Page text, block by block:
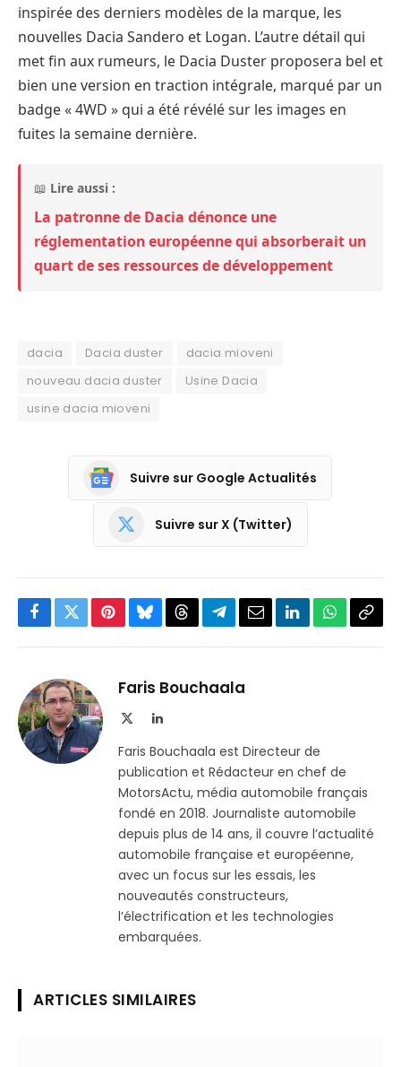
inspirée des derniers modèles de la marque, les
nouvelles Dacia Sandero et Logan. L’autre détail qui
met fin aux rumeurs, le Dacia Duster proposera bel et
bien une version en traction intégrale, marqué par un
badge « 4WD » qui a été révélé sur les images en
fuites la semaine dernière.
📖 Lire aussi :
La patronne de Dacia dénonce une
réglementation européenne qui absorberait un
quart de ses ressources de développement
dacia Dacia duster
dacia mioveni
nouveau dacia duster
Usine Dacia
usine dacia mioveni
Suivre sur Google Actualités
Suivre sur X (Twitter)
Facebook
TwitterPinterestBlueskyThreadsPartager
Telegram
EmailLinkedInWhatsApp
Faris Bouchaala
LinkedIn
Faris Bouchaala est Directeur de
publication et Rédacteur en chef de
MotorsActu, média automobile français
fondé en 2018. Journaliste automobile
depuis plus de 14 ans, il couvre l’actualité
automobile française et européenne,
avec un focus sur les essais, les
nouveautés constructeurs,
l’électrification et les technologies
embarquées.
ARTICLES SIMILAIRES